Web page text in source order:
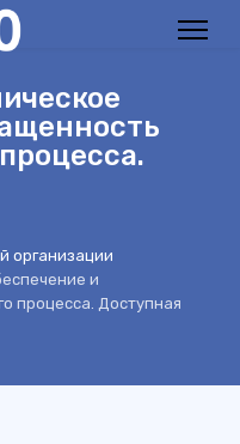
организации
и
процесса. Доступная